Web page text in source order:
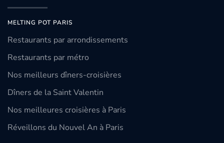
MELTING POT PARIS
Restaurants par arrondissements
Restaurants par métro
Nos meilleurs dîners-croisières
Dîners de la Saint Valentin
Nos meilleures croisières à Paris
Réveillons du Nouvel An à Paris